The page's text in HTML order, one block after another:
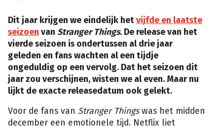
Dit jaar krijgen we eindelijk hetvijfde en laatste
seizoen van Stranger Things. De release van het
vierde seizoen is ondertussen al drie jaar
geleden en fans wachten al een tijdje
ongeduldig op een vervolg. Dat het seizoen dit
jaar zou verschijnen, wisten we al even. Maar nu
lijkt de exacte releasedatum ook gelekt.
Voor de fans van Stranger Thingswas het midden
december een emotionele tijd. Netflix liet